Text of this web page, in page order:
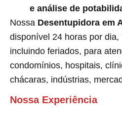
e análise de
Nossa Desentupidora em
disponível 24 horas por dia,
incluindo feriados, para
condomínios, hospitais,
chácaras, indústrias,
Nossa Experiência